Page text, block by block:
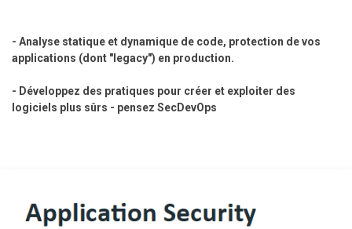
- Analyse statique et dynamique de code, protection de vos
applications (dont "legacy") en production.
- Développez des pratiques pour créer et exploiter des
logiciels plus sûrs - pensez SecDevOps